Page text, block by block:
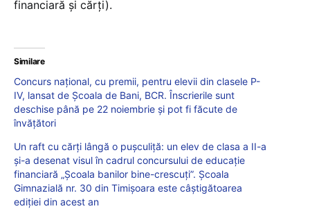
financiară și cărți).
Similare
Concurs național, cu premii, pentru elevii din clasele P-
IV, lansat de Școala de Bani, BCR. Înscrierile sunt
deschise până pe 22 noiembrie și pot fi făcute de
învățători
Un raft cu cărți lângă o pușculiță: un elev de clasa a II-a
și-a desenat visul în cadrul concursului de educație
financiară „Școala banilor bine-crescuți”. Școala
Gimnazială nr. 30 din Timișoara este câștigătoarea
ediției din acest an